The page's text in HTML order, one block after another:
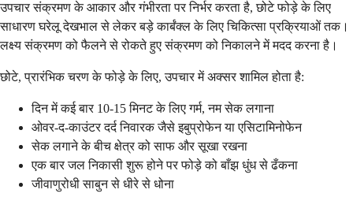
उपचार संक्रमण के आकार और गंभीरता पर निर्भर करता है, छोटे फोड़े के लिए
साधारण घरेलू देखभाल से लेकर बड़े कार्बंक्ल के लिए चिकित्सा प्रक्रियाओं तक।
लक्ष्य संक्रमण को फैलने से रोकते हुए संक्रमण को निकालने में मदद करना है।
छोटे, प्रारंभिक चरण के फोड़े के लिए, उपचार में अक्सर शामिल होता है:
दिन में कई बार 10-15 मिनट के लिए गर्म, नम सेक लगाना
ओवर-द-काउंटर दर्द निवारक जैसे इबुप्रोफेन या एसिटामिनोफेन
सेक लगाने के बीच क्षेत्र को साफ और सूखा रखना
एक बार जल निकासी शुरू होने पर फोड़े को बाँझ धुंध से ढँकना
जीवाणुरोधी साबुन से धीरे से धोना